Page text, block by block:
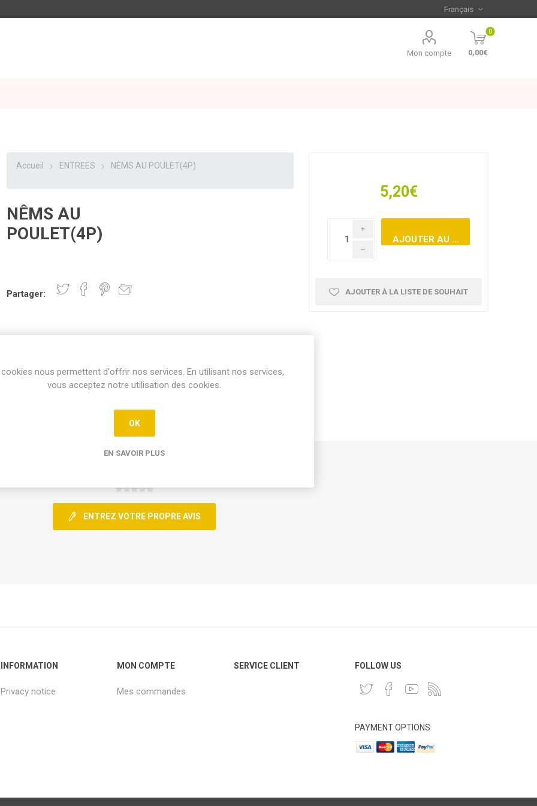
Mon compte
0
0,00€
Accueil ENTREES NÊMS AU POULET(4P)
NÊMS AU
POULET(4P)
Partager:
5,20€
i
h
AJOUTER À LA LISTE DE SOUHAIT
ENTREZ VOTRE PROPRE AVIS
INFORMATION
Privacy notice
MON COMPTE
Mes commandes
SERVICE CLIENT FOLLOW US
PAYMENT OPTIONS
nous permettent d'offrir nos services. En utilisant nos services,
vous acceptez notre utilisation des cookies.
OK
EN SAVOIR PLUS